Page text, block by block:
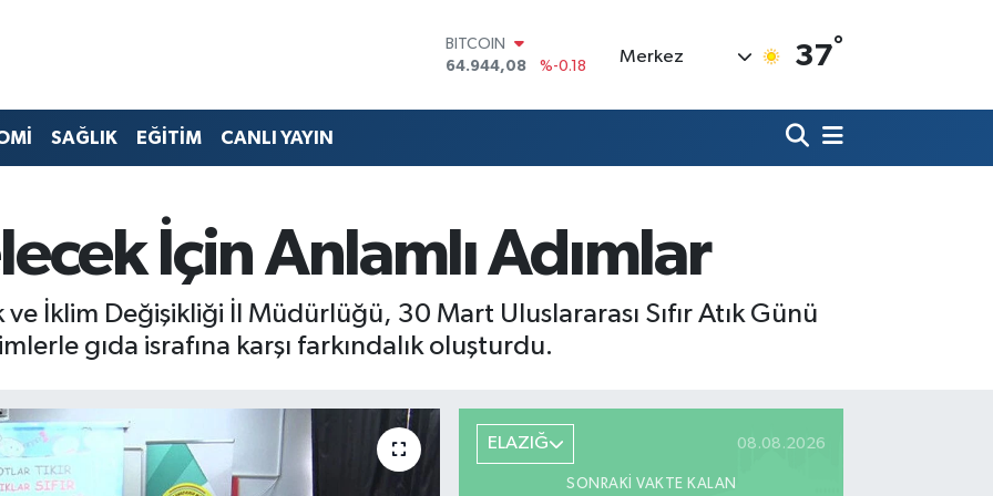
DOLAR
47,7436
%0.18
55,2510
%0.32
13.779
%-14
BITCOIN
Merkez 37°
SAĞLIK EĞİTİM CANLI YAYIN
İçin Anlamlı Adımlar
ve İklim Değişikliği İl Müdürlüğü, 30 Mart Uluslararası Sıfır Atık Günü
gıda israfına karşı farkındalık oluşturdu.
ELAZIĞ 08.08.2026
SONRAKI VAKTE KALAN